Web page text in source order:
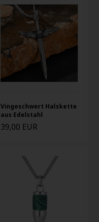
Vingeschwert Halskette
aus Edelstahl
39,00 EUR